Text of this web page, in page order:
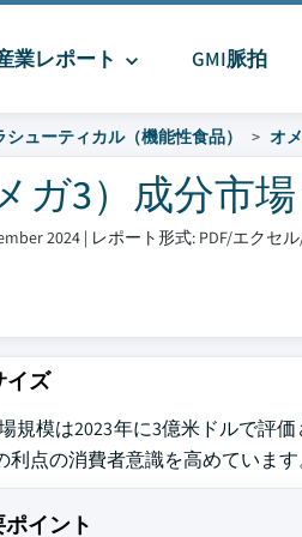
業レポート GMI脈拍
シューティカル（機能性食品） オ
ガ3）成分市
2024 | レポート形式: PDF/エクセ
イズ
規模は2023年に3億米ドルで評
点の消費者意識を高めていま
ポイント